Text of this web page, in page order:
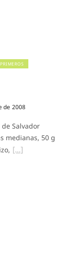
PRIMEROS
de 2008
Salvador
medianas, 50 g